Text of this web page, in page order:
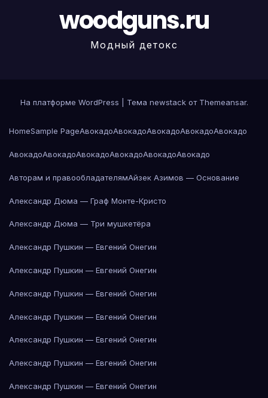
woodguns.ru
Модный детокс
На платформе WordPress Тема newstack от Themeansar.
HomeSample PageАвокадоАвокадоАвокадоАвокадоАвокадо
АвокадоАвокадоАвокадоАвокадоАвокадоАвокадо
Авторам и правообладателямАйзек Азимов — Основание
Александр Дюма — Граф Монте-Кристо
Александр Дюма — Три мушкетёра
Александр Пушкин — Евгений Онегин
Александр Пушкин — Евгений Онегин
Александр Пушкин — Евгений Онегин
Александр Пушкин — Евгений Онегин
Александр Пушкин — Евгений Онегин
Александр Пушкин — Евгений Онегин
Александр Пушкин — Евгений Онегин